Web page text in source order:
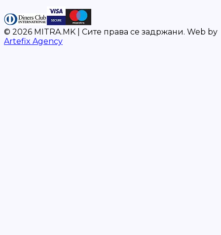
© 2026 MITRA.MK | Сите права се задржани. Web by
Artefix Agency